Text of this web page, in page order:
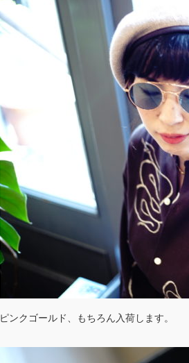
ピンクゴールド、もちろん入荷します。